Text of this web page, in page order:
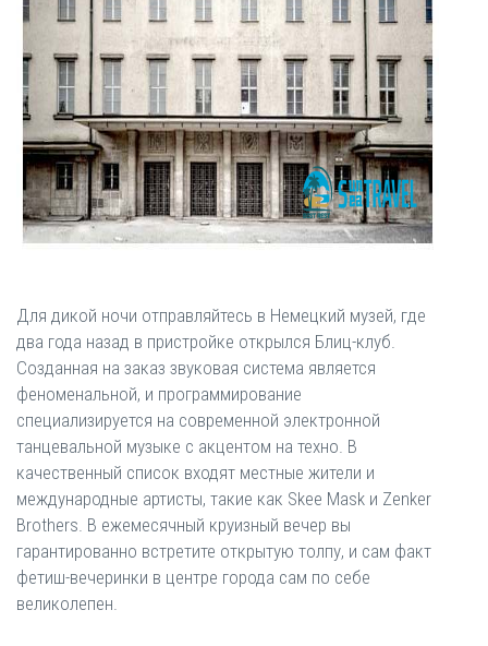
Для дикой ночи отправляйтесь в Немецкий музей, где
два года назад в пристройке открылся Блиц-клуб.
Созданная на заказ звуковая система является
феноменальной, и программирование
специализируется на современной электронной
танцевальной музыке с акцентом на техно. В
качественный список входят местные жители и
международные артисты, такие как Skee Mask и Zenker
Brothers. В ежемесячный круизный вечер вы
гарантированно встретите открытую толпу, и сам факт
фетиш-вечеринки в центре города сам по себе
великолепен.